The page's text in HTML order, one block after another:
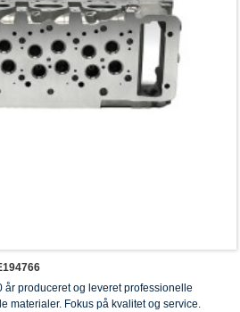
produceret og leveret professionelle
materialer. Fokus på kvalitet og service.